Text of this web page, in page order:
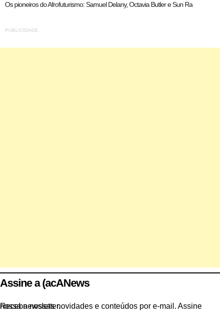
Os pioneiros do Afrofuturismo: Samuel Delany, Octavia Butler e Sun Ra
PUBLICIDADE
Assine a (acANews
Receba nossas novidades e conteúdos por e-mail. Assine nossa newsletter.